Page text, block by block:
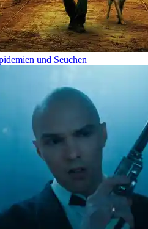
und Seuchen